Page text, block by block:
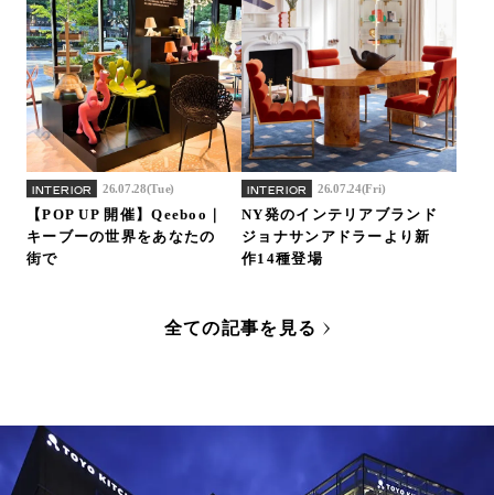
INTERIOR 26.07.28(Tue)
【POP UP 開催】Qeeboo｜
キーブーの世界をあなたの
街で
INTERIOR 26.07.24(Fri)
NY発のインテリアブランド
ジョナサンアドラーより新
作14種登場
全ての記事を見る